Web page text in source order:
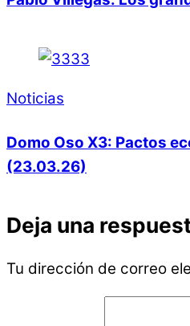
Noticias
Domo Oso X3: Pactos
(23.03.26)
Deja una
Tu dirección de correo